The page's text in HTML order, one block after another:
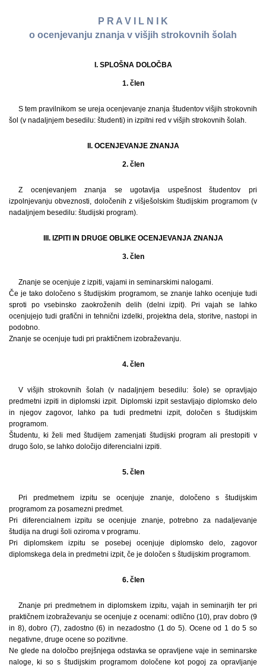
P R A V I L N I K
o ocenjevanju znanja v višjih strokovnih šolah
I. SPLOŠNA DOLOČBA
1. člen
S tem pravilnikom se ureja ocenjevanje znanja študentov višjih strokovnih
šol (v nadaljnjem besedilu: študenti) in izpitni red v višjih strokovnih šolah.
II. OCENJEVANJE ZNANJA
2. člen
Z ocenjevanjem znanja se ugotavlja uspešnost študentov pri
izpolnjevanju obveznosti, določenih z višješolskim študijskim programom (v
nadaljnjem besedilu: študijski program).
III. IZPITI IN DRUGE OBLIKE OCENJEVANJA ZNANJA
3. člen
Znanje se ocenjuje z izpiti, vajami in seminarskimi nalogami.
Če je tako določeno s študijskim programom, se znanje lahko ocenjuje tudi
sproti po vsebinsko zaokroženih delih (delni izpit). Pri vajah se lahko
ocenjujejo tudi grafični in tehnični izdelki, projektna dela, storitve, nastopi in
podobno.
Znanje se ocenjuje tudi pri praktičnem izobraževanju.
4. člen
V višjih strokovnih šolah (v nadaljnjem besedilu: šole) se opravljajo
predmetni izpiti in diplomski izpit. Diplomski izpit sestavljajo diplomsko delo
in njegov zagovor, lahko pa tudi predmetni izpit, določen s študijskim
programom.
Študentu, ki želi med študijem zamenjati študijski program ali prestopiti v
drugo šolo, se lahko določijo diferencialni izpiti.
5. člen
Pri predmetnem izpitu se ocenjuje znanje, določeno s študijskim
programom za posamezni predmet.
Pri diferencialnem izpitu se ocenjuje znanje, potrebno za nadaljevanje
študija na drugi šoli oziroma v programu.
Pri diplomskem izpitu se posebej ocenjuje diplomsko delo, zagovor
diplomskega dela in predmetni izpit, če je določen s študijskim programom.
6. člen
Znanje pri predmetnem in diplomskem izpitu, vajah in seminarjih ter pri
praktičnem izobraževanju se ocenjuje z ocenami: odlično (10), prav dobro (9
in 8), dobro (7), zadostno (6) in nezadostno (1 do 5). Ocene od 1 do 5 so
negativne, druge ocene so pozitivne.
Ne glede na določbo prejšnjega odstavka se opravljene vaje in seminarske
naloge, ki so s študijskim programom določene kot pogoj za opravljanje